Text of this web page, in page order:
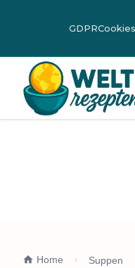
GDPRCookies
Home Suppen